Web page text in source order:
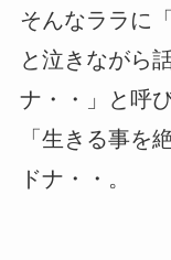
そんなララに
と泣きながら
ナ・・」と呼
「生きる事を
ドナ・・。